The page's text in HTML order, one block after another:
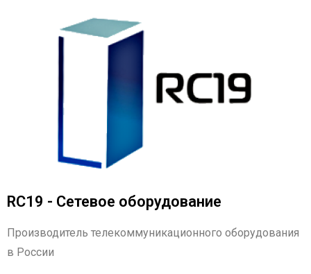
RC19 - Сетевое оборудование
Производитель телекоммуникационного оборудования
в России